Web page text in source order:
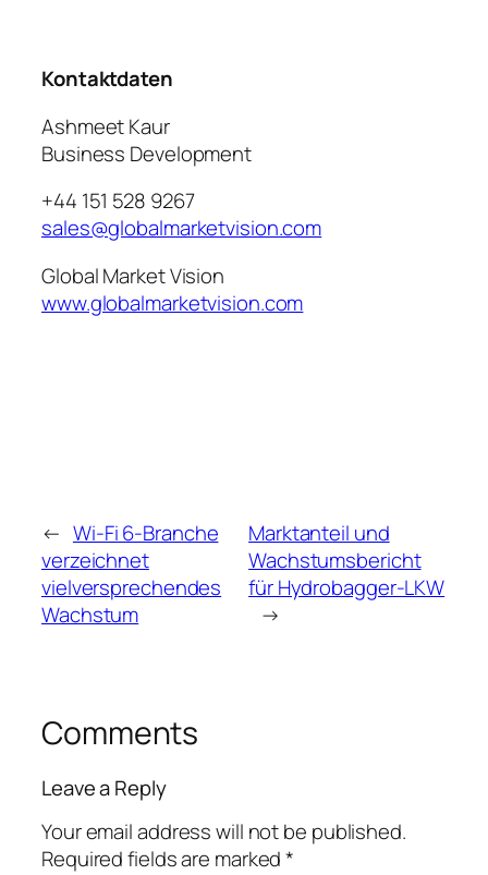
Kontaktdaten
Ashmeet Kaur
Business Development
+44 151 528 9267
sales@globalmarketvision.com
Global Market Vision
www.globalmarketvision.com
← Wi-Fi 6-Branche
verzeichnet
vielversprechendes
Wachstum
Marktanteil und
Wachstumsbericht
für Hydrobagger-LKW
→
Comments
Leave a Reply
Your email address will not be published.
Required fields are marked*